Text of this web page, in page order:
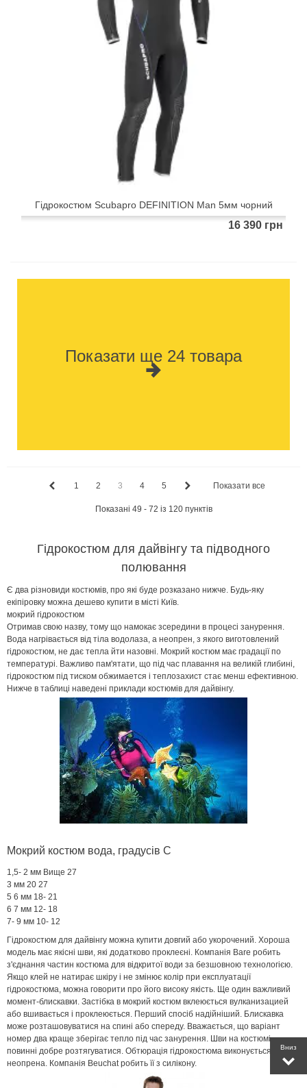
Вниз
Гідрокостюм Scubapro DEFINITION Man 5мм чорний
16 390 грн
Показати ще 24 товара
1 2 3 4 5 Показати все
Показані 49 - 72 із 120 пунктів
Гідрокостюм для дайвінгу та підводного
полювання
Є два різновиди костюмів, про які буде розказано нижче. Будь-яку
екіпіровку можна дешево купити в місті Київ.
мокрий гідрокостюм
Отримав свою назву, тому що намокає зсередини в процесі занурення.
Вода нагрівається від тіла водолаза, а неопрен, з якого виготовлений
гідрокостюм, не дає тепла йти назовні. Мокрий костюм має градації по
температурі. Важливо пам'ятати, що під час плавання на великій глибині,
гідрокостюм під тиском обжимается і теплозахист стає менш ефективною.
Нижче в таблиці наведені приклади костюмів для дайвінгу.
Мокрий костюм вода, градусів С
1,5- 2 мм Вище 27
3 мм 20 27
5 6 мм 18- 21
6 7 мм 12- 18
7- 9 ​​мм 10- 12
Гідрокостюм для дайвінгу можна купити довгий або укорочений. Хороша
модель має якісні шви, які додатково проклеєні. Компанія Bare робить
з'єднання частин костюма для відкритої води за безшовною технологією.
Якщо клей не натирає шкіру і не змінює колір при експлуатації
гідрокостюма, можна говорити про його високу якість. Ще один важливий
момент-блискавки. Застібка в мокрий костюм вклеюється вулканизацией
або вшивається і проклеюється. Перший спосіб надійніший. Блискавка
може розташовуватися на спині або спереду. Вважається, що варіант
номер два краще зберігає тепло під час занурення. Шви на костюмі
повинні добре розтягуватися. Обтюрація гідрокостюма виконується з
неопрена. Компанія Beuchat робить її з силікону.